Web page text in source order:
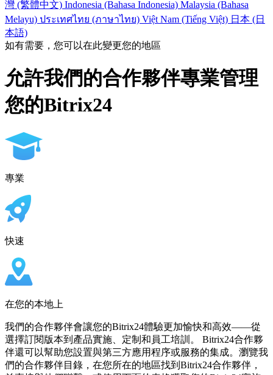
灣 (繁體中文) Indonesia (Bahasa Indonesia) Malaysia (Bahasa
Melayu) ประเทศไทย (ภาษาไทย) Việt Nam (Tiếng Việt) 日本 (日
本語)
如有需要，您可以在此變更您的地區
允許我們的合作夥伴專業管理
您的Bitrix24
專業
快速
在您的本地上
我們的合作夥伴會讓您的Bitrix24體驗更加愉快和高效——從
選擇訂閱版本到產品實施、定制和員工培訓。 Bitrix24合作夥
伴還可以幫助您設置與第三方應用程序或服務的集成。瀏覽我
們的合作夥伴目錄，在您所在的地區找到Bitrix24合作夥伴，